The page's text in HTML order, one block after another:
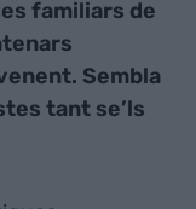
familiars de
Sembla
tant se’ls